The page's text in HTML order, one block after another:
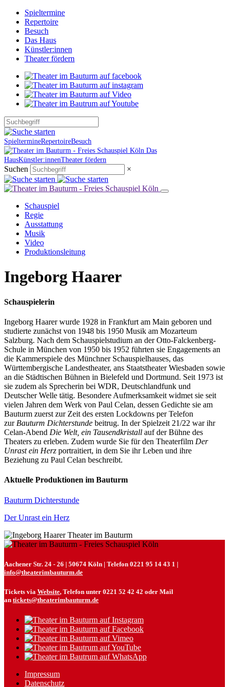
Spieltermine
Repertoire
Besuch
Das Haus
Künstler:innen
Theater fördern
SpieltermineRepertoireBesuch
Das
HausKünstler:innenTheater fördern
Suchen ×
Schauspiel
Regie
Ausstattung
Musik
Video
Produktionsleitung
Ingeborg Haarer
Schauspielerin
Ingeborg Haarer wurde 1928 in Frankfurt am Main geboren und
studierte zunächst von 1948 bis 1950 Musik am Mozarteum
Salzburg. Nach dem Schauspielstudium an der Otto-Falckenberg-
Schule in München von 1950 bis 1952 führten sie Engagements an
die Kammerspiele des Münchner Schauspielhauses, das
Württembergische Landestheater, ans Staatstheater Wiesbaden sowie
an die Städtischen Bühnen in Bielefeld und Dortmund. Seit 1973 ist
sie zudem als Sprecherin bei WDR, Deutschlandfunk und
Deutscher Welle tätig. Besondere Aufmerksamkeit widmet sie seit
vielen Jahren dem Werk von Paul Celan, dessen Gedichte sie am
Bauturm zuerst zur Zeit des ersten Lockdowns per Telefon
zur Bauturm Dichterstunde beitrug. In der Spielzeit 21/22 war ihr
Celan-Abend Die Welt, ein Tausendkristall auf der Bühne des
Theaters zu erleben. Zudem wurde Sie für den Theaterfilm Der
Unrast ein Herz portraitiert, in dem Sie ihr Leben und ihre
Beziehung zu Paul Celan beschreibt.
Aktuelle Produktionen im Bauturm
Bauturm Dichterstunde
Der Unrast ein Herz
Aachener Str. 24 - 26 | 50674 Köln | Telefon 0221 95 14 43 1 |
info@theaterimbauturm.de
Tickets via Website, Telefon unter 0221 52 42 42 oder Mail
an tickets@theaterimbauturm.de
Impressum
Datenschutz